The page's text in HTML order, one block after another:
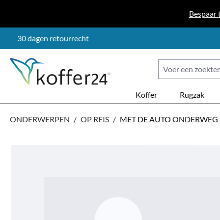
Bespaar
30 dagen retourrecht
Koffer Rugzak
ONDERWERPEN / OP REIS / MET DE AUTO ONDERWEG